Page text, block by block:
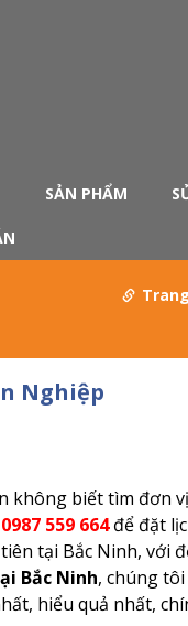
SẢN PHẨM
Nghiệp
không biết tìm đơn
0987 559 664để đặt
tại Bắc Ninh, với
Bắc Ninh, chúng
hiểu quả nhất,